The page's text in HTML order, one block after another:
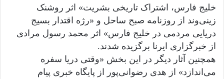
خلیج فارس، اشتراک تاریخی بشریت» اثر روشنک
زینی‌وند از روزنامه صبح ساحل و «رژه اقتدار بسیج
دریایی مردمی در خلیج فارس» اثر محمد رسول مرادی
از خبرگزاری ایرنا برگزیده شدند.
همچنین آثار دیگر در این بخش «وقتی دریا سفره
می‌اندازد» از هدی رضوانی‌پور از پایگاه خبری پیام